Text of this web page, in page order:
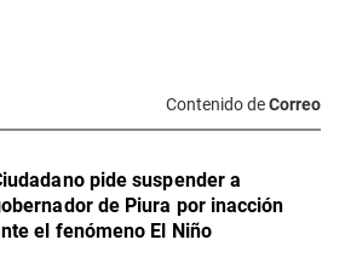
Contenido deCorreo
pide suspender a
de Piura por inacción
el fenómeno El Niño